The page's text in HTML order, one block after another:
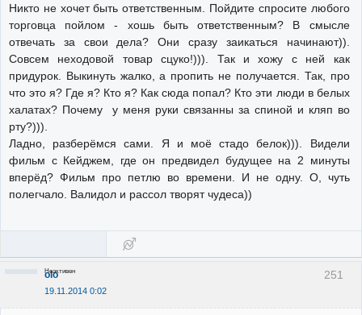
Никто не хочет быть ответственным. Пойдите спросите любого
торговца пойлом - хошь быть ответственным? В смысле
отвечать за свои дела? Они сразу заикаться начинают)).
Совсем неходовой товар сцуко!))). Так и хожу с ней как
придурок. Выкинуть жалко, а пропить не получается. Так, про
что это я? Где я? Кто я? Как сюда попал? Кто эти люди в белых
халатах? Почему у меня руки связанны за спиной и кляп во
рту?))).
Ладно, разберёмся сами. Я и моё стадо белок))). Видели
фильм с Кейджем, где он предвидел будущее на 2 минуты
вперёд? Фильм про петлю во времени. И не одну. О, чуть
полегчало. Валидол и рассол творят чудеса))
251
olo
19.11.2014 0:02
Неактивен